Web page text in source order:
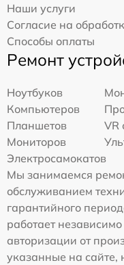
Наши услуги
Согласие на
Способы оплаты
Ремонт
Ноутбуков
Компьютеров
Планшетов
VR
Мониторов
Электросамокатов
Мы занимаемся
обслуживанием
гарантийного
работает
авторизации от
указанные на сайте,